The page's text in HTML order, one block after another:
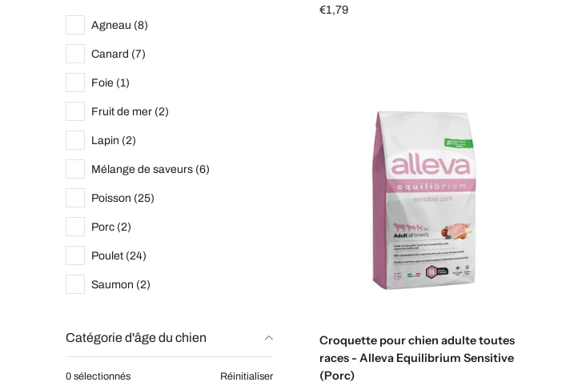
Agneau (8)
Canard (7)
Foie (1)
Fruit de mer (2)
Lapin (2)
Mélange de saveurs (6)
Poisson (25)
Porc (2)
Poulet (24)
Saumon (2)
Catégorie d'âge du chien
0 sélectionnés Réinitialiser
€1,79
Croquette pour chien adulte toutes
races - Alleva Equilibrium Sensitive
(Porc)